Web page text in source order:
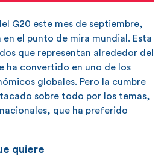
G20 este mes de septiembre,
el punto de mira mundial. Esta
que representan alrededor del
ha convertido en uno de los
globales. Pero la cumbre
sobre todo por los temas,
que ha preferido
quiere